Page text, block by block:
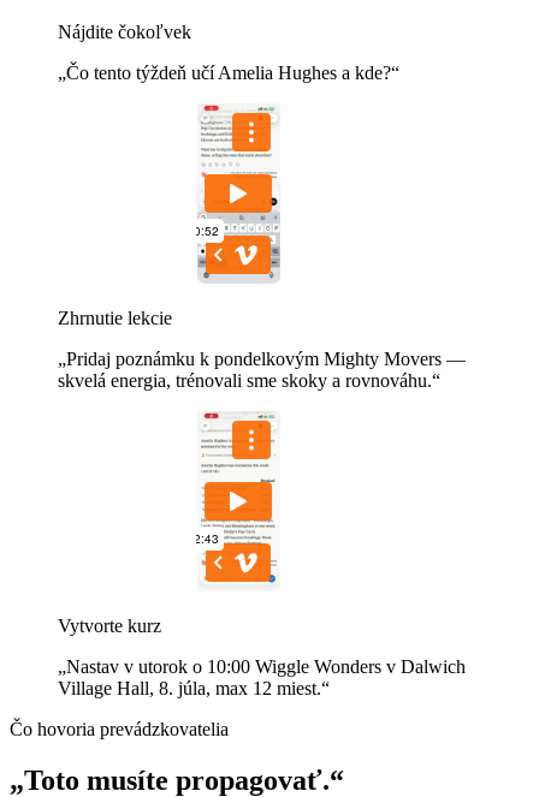
Nájdite čokoľvek
„Čo tento týždeň učí Amelia Hughes a kde?“
Zhrnutie lekcie
„Pridaj poznámku k pondelkovým Mighty Movers —
skvelá energia, trénovali sme skoky a rovnováhu.“
Vytvorte kurz
„Nastav v utorok o 10:00 Wiggle Wonders v Dalwich
Village Hall, 8. júla, max 12 miest.“
Čo hovoria prevádzkovatelia
„Toto musíte propagovať.“